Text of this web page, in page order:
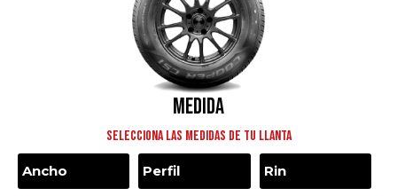
Medida
Selecciona las medidas de tu llanta